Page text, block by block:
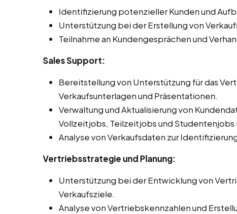
Identifizierung potenzieller Kunden und
Unterstützung bei der Erstellung von
Teilnahme an Kundengesprächen und
Sales Support:
Bereitstellung von Unterstützung für das
Verkaufsunterlagen und Präsentationen.
Verwaltung und Aktualisierung von
Vollzeitjobs, Teilzeitjobs und Studentenjobs
Analyse von Verkaufsdaten zur
Vertriebsstrategie und Planung:
Unterstützung bei der Entwicklung von
Verkaufsziele.
Analyse von Vertriebskennzahlen und